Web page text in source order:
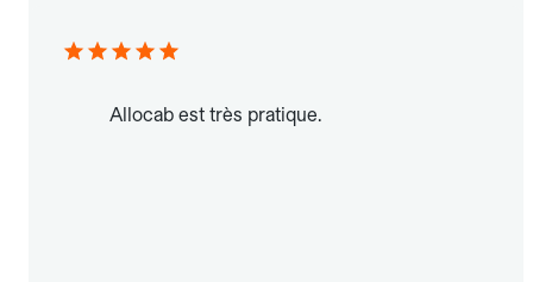
Allocab est très pratique.